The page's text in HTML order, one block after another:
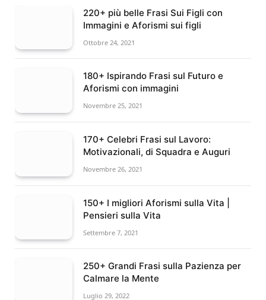
220+ più belle Frasi Sui Figli con
Immagini e Aforismi sui figli
Ottobre 24, 2021
180+ Ispirando Frasi sul Futuro e
Aforismi con immagini
Novembre 25, 2021
170+ Celebri Frasi sul Lavoro:
Motivazionali, di Squadra e Auguri
Novembre 26, 2021
150+ I migliori Aforismi sulla Vita |
Pensieri sulla Vita
Settembre 7, 2021
250+ Grandi Frasi sulla Pazienza per
Calmare la Mente
Luglio 29, 2022